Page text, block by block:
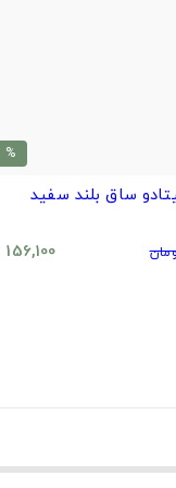
% 22
ساق بلند سفید
156,100